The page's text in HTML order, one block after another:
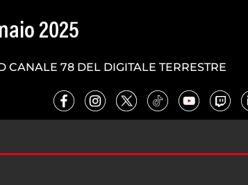
2025
CANALE 78 DEL DIGITALE TERRESTRE